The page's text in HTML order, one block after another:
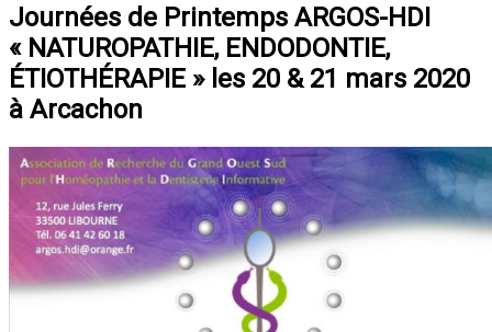
Journées de Printemps ARGOS-HDI
« NATUROPATHIE, ENDODONTIE,
ÉTIOTHÉRAPIE » les 20 & 21 mars 2020
à Arcachon